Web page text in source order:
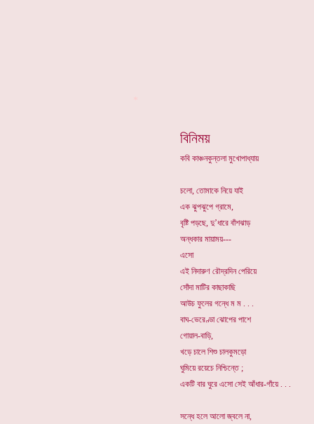
বিনিময়
কবি কাঞ্চনকুন্তলা মুখোপাধ্যায়
চলো, তোমাকে নিয়ে যাই
এক ঝুপঝুপে গ্রামে,
বৃষ্টি পড়ছে, দু’ধারে বাঁশঝাড়
অন্ধকার মায়াময়---
এসো
এই নিদারুণ রৌদ্রদিন পেরিয়ে
সোঁদা মাটির কাছাকাছি
আউচ ফুলের গন্ধে ম ম . . .
বাঘ-ভেরেণ্ডা ঝোপের পাশে
গোয়াল-বাড়ি,
খড়ে চালে শিশু চালকুমড়ো
ঘুমিয়ে রয়েচে নিশ্চিন্তে ;
একটি বার ঘুরে এসো সেই আঁধার-গাঁয়ে . . .
সন্ধে হলে আলো জ্বলে না,